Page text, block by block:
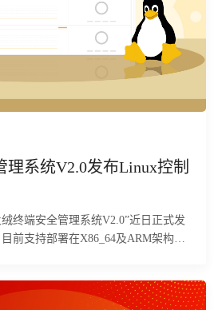
理系统V2.0发布Linux控制
终端安全管理系统V2.0”近日正式发
前支持部署在X86_64及ARM架构、